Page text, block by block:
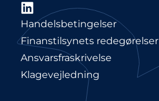
LinkedIn
Handelsbetingelser
Finanstilsynets redegørelser
Ansvarsfraskrivelse
Klagevejledning